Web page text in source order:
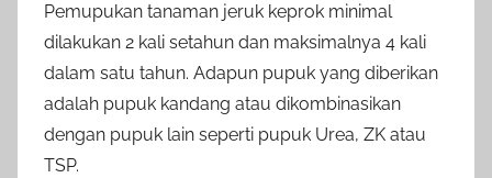
Pemupukan tanaman jeruk keprok minimal
dilakukan 2 kali setahun dan maksimalnya 4 kali
dalam satu tahun. Adapun pupuk yang diberikan
adalah pupuk kandang atau dikombinasikan
dengan pupuk lain seperti pupuk Urea, ZK atau
TSP.